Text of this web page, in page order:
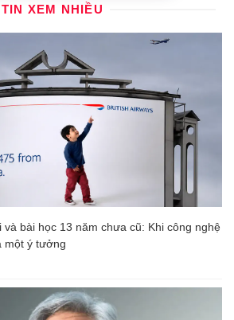
TIN XEM NHIỀU
bài học 13 năm chưa cũ: Khi công nghệ
một ý tưởng